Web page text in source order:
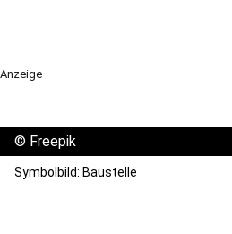
Anzeige
© Freepik
Symbolbild: Baustelle